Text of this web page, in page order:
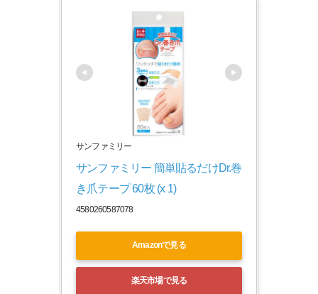
サンファミリー
サンファミリー 簡単貼るだけDr.巻
き爪テープ 60枚 (x 1)
4580260587078
Amazonで見る
楽天市場で見る